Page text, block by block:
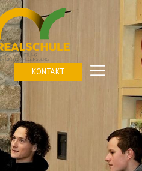
KONTAKT
0
cham.de